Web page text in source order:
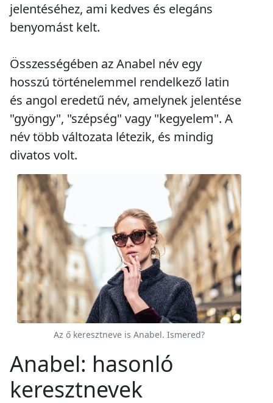
jelentéséhez, ami kedves és elegáns
benyomást kelt.
Összességében az Anabel név egy
hosszú történelemmel rendelkező latin
és angol eredetű név, amelynek jelentése
"gyöngy", "szépség" vagy "kegyelem". A
név több változata létezik, és mindig
divatos volt.
Az ő keresztneve is Anabel. Ismered?
Anabel: hasonló
keresztnevek